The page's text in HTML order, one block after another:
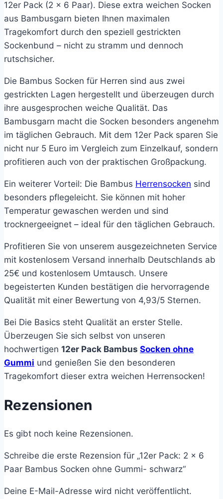
12er Pack (2 x 6 Paar). Diese extra weichen Socken
aus Bambusgarn bieten Ihnen maximalen
Tragekomfort durch den speziell gestrickten
Sockenbund – nicht zu stramm und dennoch
rutschsicher.
Die Bambus Socken für Herren sind aus zwei
gestrickten Lagen hergestellt und überzeugen durch
ihre ausgesprochen weiche Qualität. Das
Bambusgarn macht die Socken besonders angenehm
im täglichen Gebrauch. Mit dem 12er Pack sparen Sie
nicht nur 5 Euro im Vergleich zum Einzelkauf, sondern
profitieren auch von der praktischen Großpackung.
Ein weiterer Vorteil: Die Bambus Herrensocken sind
besonders pflegeleicht. Sie können mit hoher
Temperatur gewaschen werden und sind
trocknergeeignet – ideal für den täglichen Gebrauch.
Profitieren Sie von unserem ausgezeichneten Service
mit kostenlosem Versand innerhalb Deutschlands ab
25€ und kostenlosem Umtausch. Unsere
begeisterten Kunden bestätigen die hervorragende
Qualität mit einer Bewertung von 4,93/5 Sternen.
Bei Die Basics steht Qualität an erster Stelle.
Überzeugen Sie sich selbst von unseren
hochwertigen 12er Pack Bambus Socken ohne
Gummi und genießen Sie den besonderen
Tragekomfort dieser extra weichen Herrensocken!
Rezensionen
Es gibt noch keine Rezensionen.
Schreibe die erste Rezension für „12er Pack: 2 x 6
Paar Bambus Socken ohne Gummi- schwarz“
Deine E-Mail-Adresse wird nicht veröffentlicht.